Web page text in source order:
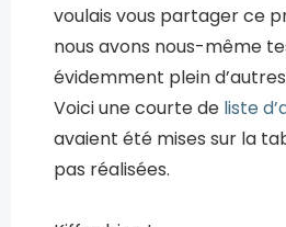
voulais vous partager ce
nous avons nous-même
évidemment plein
Voici une courte de liste
avaient été mises sur la
pas réalisées.